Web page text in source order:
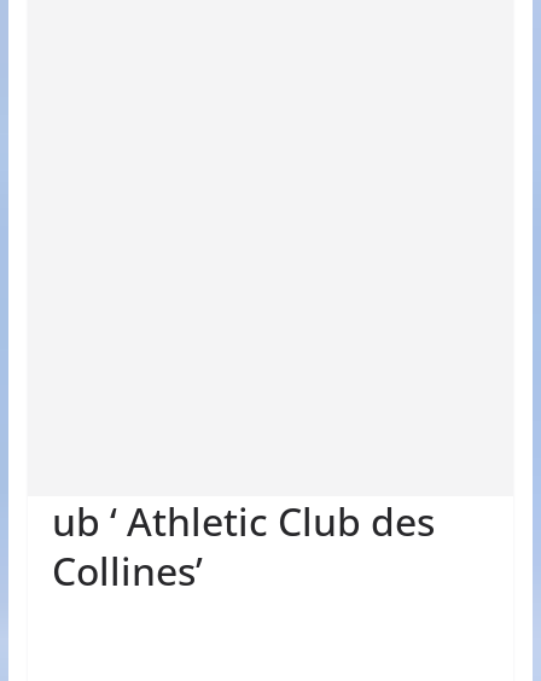
ub ‘ Athletic Club des
Collines’